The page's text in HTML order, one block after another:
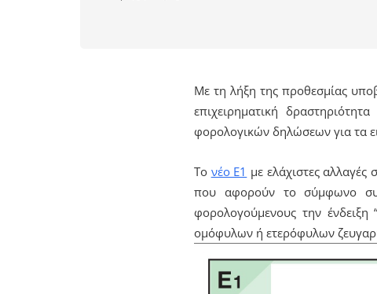
Με τη λήξη της προθεσμίας
επιχειρηματική
φορολογικών δηλώσεων για τα
Το νέο Ε1 με ελάχιστες
που αφορούν το σύμφωνο
φορολογούμενους την
ομόφυλων ή ετερόφυλων